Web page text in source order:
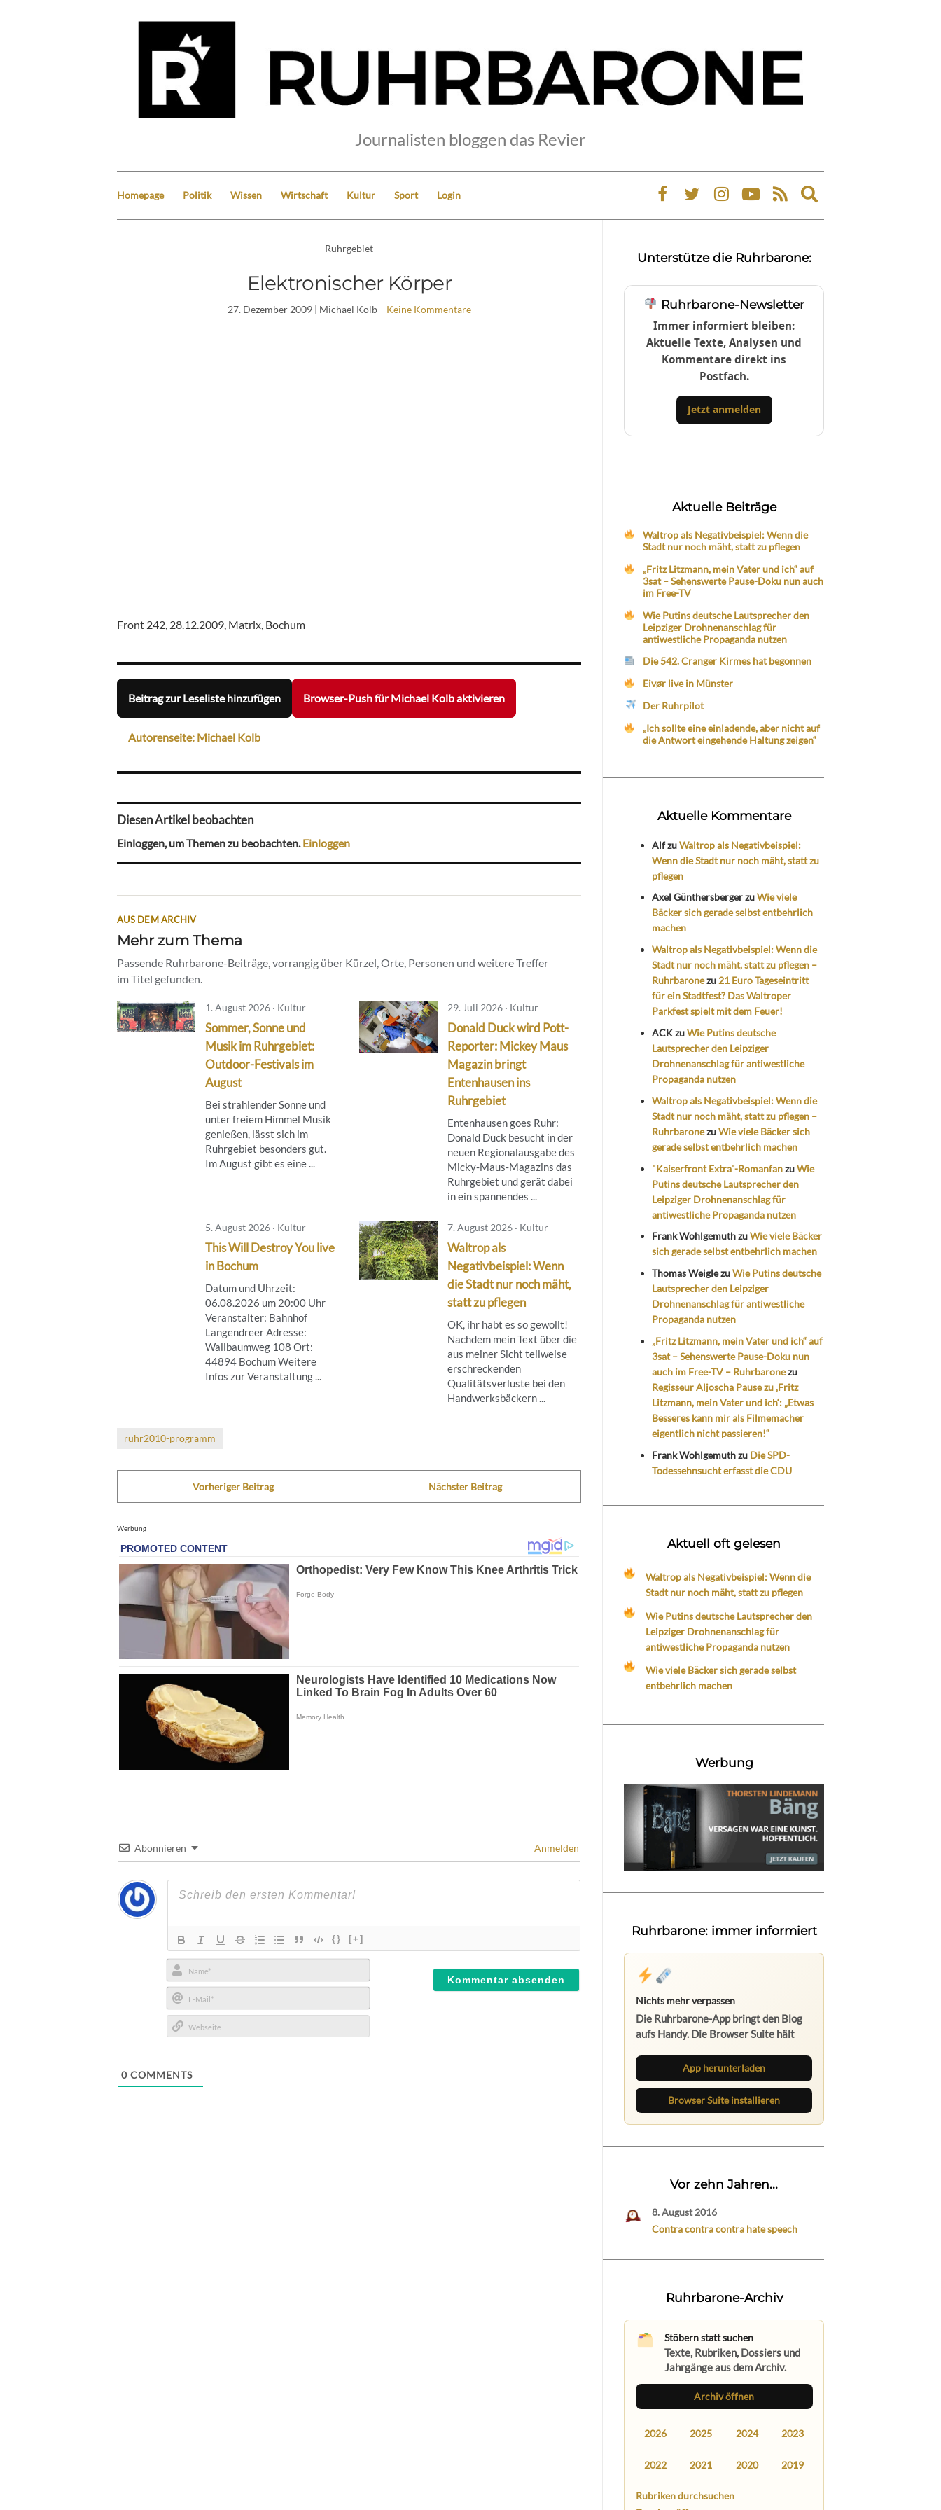
Journalisten bloggen das Revier
Homepage Politik Wissen Wirtschaft Kultur Sport Login
Expand
search
Ruhrgebiet
Elektronischer Körper
27. Dezember 2009| Michael Kolb Keine Kommentare
Front 242, 28.12.2009, Matrix, Bochum
Beitrag zur Leseliste hinzufügen Browser-Push für Michael Kolb aktivieren
Autorenseite: Michael Kolb
Diesen Artikel beobachten
Einloggen, um Themen zu beobachten.Einloggen
AUS DEM ARCHIV
Mehr zum Thema
Passende Ruhrbarone-Beiträge, vorrangig über Kürzel, Orte, Personen und weitere Treffer
im Titel gefunden.
1. August 2026 · Kultur
Sommer, Sonne und
Musik im Ruhrgebiet:
Outdoor-Festivals im
August
Bei strahlender Sonne und
unter freiem Himmel Musik
genießen, lässt sich im
Ruhrgebiet besonders gut.
Im August gibt es eine ...
29. Juli 2026 · Kultur
Donald Duck wird Pott-
Reporter: Mickey Maus
Magazin bringt
Entenhausen ins
Ruhrgebiet
Entenhausen goes Ruhr:
Donald Duck besucht in der
neuen Regionalausgabe des
Micky‑Maus‑Magazins das
Ruhrgebiet und gerät dabei
in ein spannendes ...
5. August 2026 · Kultur
This Will Destroy You live
in Bochum
Datum und Uhrzeit:
06.08.2026 um 20:00 Uhr
Veranstalter: Bahnhof
Langendreer Adresse:
Wallbaumweg 108 Ort:
44894 Bochum Weitere
Infos zur Veranstaltung ...
7. August 2026 · Kultur
Waltrop als
Negativbeispiel: Wenn
die Stadt nur noch mäht,
statt zu pflegen
OK, ihr habt es so gewollt!
Nachdem mein Text über die
aus meiner Sicht teilweise
erschreckenden
Qualitätsverluste bei den
Handwerksbäckern ...
ruhr2010-programm
Vorheriger Beitrag Nächster Beitrag
Werbung
Abonnieren Anmelden
{} [+]
Name*
E-
Mail*
0 COMMENTS
Unterstütze die Ruhrbarone:
Ruhrbarone-Newsletter
Immer informiert bleiben:
Aktuelle Texte, Analysen und
Kommentare direkt ins
Postfach.
Jetzt anmelden
Aktuelle Beiträge
Waltrop als Negativbeispiel: Wenn die
Stadt nur noch mäht, statt zu pflegen
„Fritz Litzmann, mein Vater und ich“ auf
3sat – Sehenswerte Pause-Doku nun auch
im Free-TV
Wie Putins deutsche Lautsprecher den
Leipziger Drohnenanschlag für
antiwestliche Propaganda nutzen
Die 542. Cranger Kirmes hat begonnen
Eivør live in Münster
Der Ruhrpilot
„Ich sollte eine einladende, aber nicht auf
die Antwort eingehende Haltung zeigen“
Aktuelle Kommentare
AlfzuWaltrop als Negativbeispiel:
Wenn die Stadt nur noch mäht, statt zu
pflegen
Axel GünthersbergerzuWie viele
Bäcker sich gerade selbst entbehrlich
machen
Waltrop als Negativbeispiel: Wenn die
Stadt nur noch mäht, statt zu pflegen –
Ruhrbaronezu 21 Euro Tageseintritt
für ein Stadtfest? Das Waltroper
Parkfest spielt mit dem Feuer!
ACKzuWie Putins deutsche
Lautsprecher den Leipziger
Drohnenanschlag für antiwestliche
Propaganda nutzen
Waltrop als Negativbeispiel: Wenn die
Stadt nur noch mäht, statt zu pflegen –
RuhrbaronezuWie viele Bäcker sich
gerade selbst entbehrlich machen
"Kaiserfront Extra"-RomanfanzuWie
Putins deutsche Lautsprecher den
Leipziger Drohnenanschlag für
antiwestliche Propaganda nutzen
Frank WohlgemuthzuWie viele Bäcker
sich gerade selbst entbehrlich machen
Thomas WeiglezuWie Putins deutsche
Lautsprecher den Leipziger
Drohnenanschlag für antiwestliche
Propaganda nutzen
„Fritz Litzmann, mein Vater und ich“ auf
3sat – Sehenswerte Pause-Doku nun
auch im Free-TV – Ruhrbaronezu
Regisseur Aljoscha Pause zu ‚Fritz
Litzmann, mein Vater und ich‘: „Etwas
Besseres kann mir als Filmemacher
eigentlich nicht passieren!“
Frank Wohlgemuthzu Die SPD-
Todessehnsucht erfasst die CDU
Aktuell oft gelesen
Waltrop als Negativbeispiel: Wenn die
Stadt nur noch mäht, statt zu pflegen
Wie Putins deutsche Lautsprecher den
Leipziger Drohnenanschlag für
antiwestliche Propaganda nutzen
Wie viele Bäcker sich gerade selbst
entbehrlich machen
Werbung
Ruhrbarone: immer informiert
Nichts mehr verpassen
Die Ruhrbarone-App bringt den Blog
aufs Handy. Die Browser Suite hält
dich am Desktop auf dem Laufenden.
App herunterladen
Browser Suite installieren
Vor zehn Jahren...
8. August 2016
Contra contra contra hate speech
Ruhrbarone-Archiv
Stöbern statt suchen
Texte, Rubriken, Dossiers und
Jahrgänge aus dem Archiv.
Archiv öffnen
2026 2025 2024 2023
2022 2021 2020 2019
Rubriken durchsuchen